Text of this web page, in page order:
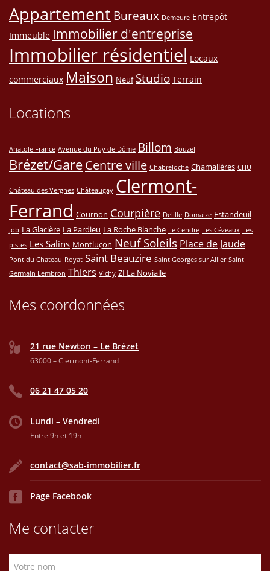
Appartement Bureaux Demeure Entrepôt
Immeuble Immobilier d'entreprise
Immobilier résidentiel Locaux
commerciaux Maison Neuf Studio Terrain
Locations
Anatole France Avenue du Puy de Dôme Billom Bouzel
Brézet/GareCentre ville Chabreloche Chamalières CHU
Château des Vergnes Châteaugay Clermont-
Ferrand Cournon Courpière Delille Domaize Estandeuil
Job La Glacière La Pardieu La Roche Blanche Le Cendre Les Cézeaux Les
pistes Les Salins Montluçon Neuf Soleils Place de Jaude
Pont du Chateau Royat Saint Beauzire Saint Georges sur Allier Saint
Germain Lembron Thiers Vichy ZI La Novialle
Mes coordonnées
21 rue Newton – Le Brézet
63000 – Clermont-Ferrand
06 21 47 05 20
Lundi – Vendredi
Entre 9h et 19h
contact@sab-immobilier.fr
Page Facebook
Me contacter